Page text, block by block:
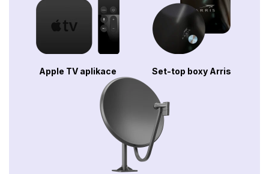
Apple TV aplikace Set-top boxy Arris